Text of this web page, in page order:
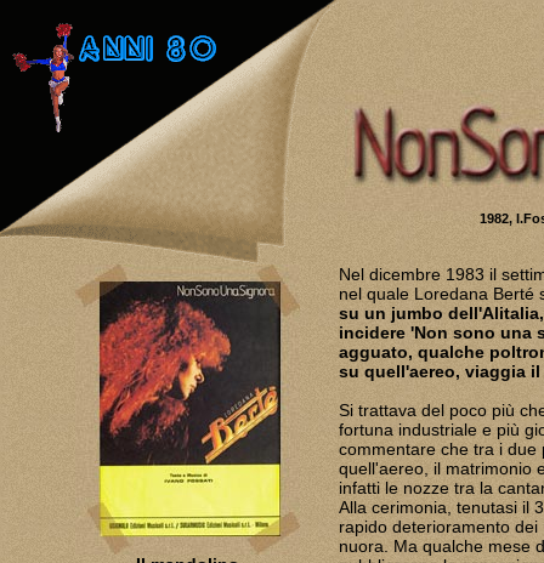
1982,
Nel dicembre 1983 il
nel quale Loredana
su un jumbo
incidere 'Non sono una
agguato, qualche
su quell'aereo, viaggia
Si trattava del poco più
fortuna industriale e più
commentare che tra i
quell'aereo, il matrimonio
infatti le nozze tra la
Alla cerimonia, tenutasi il
rapido deterioramento
nuora. Ma qualche mese